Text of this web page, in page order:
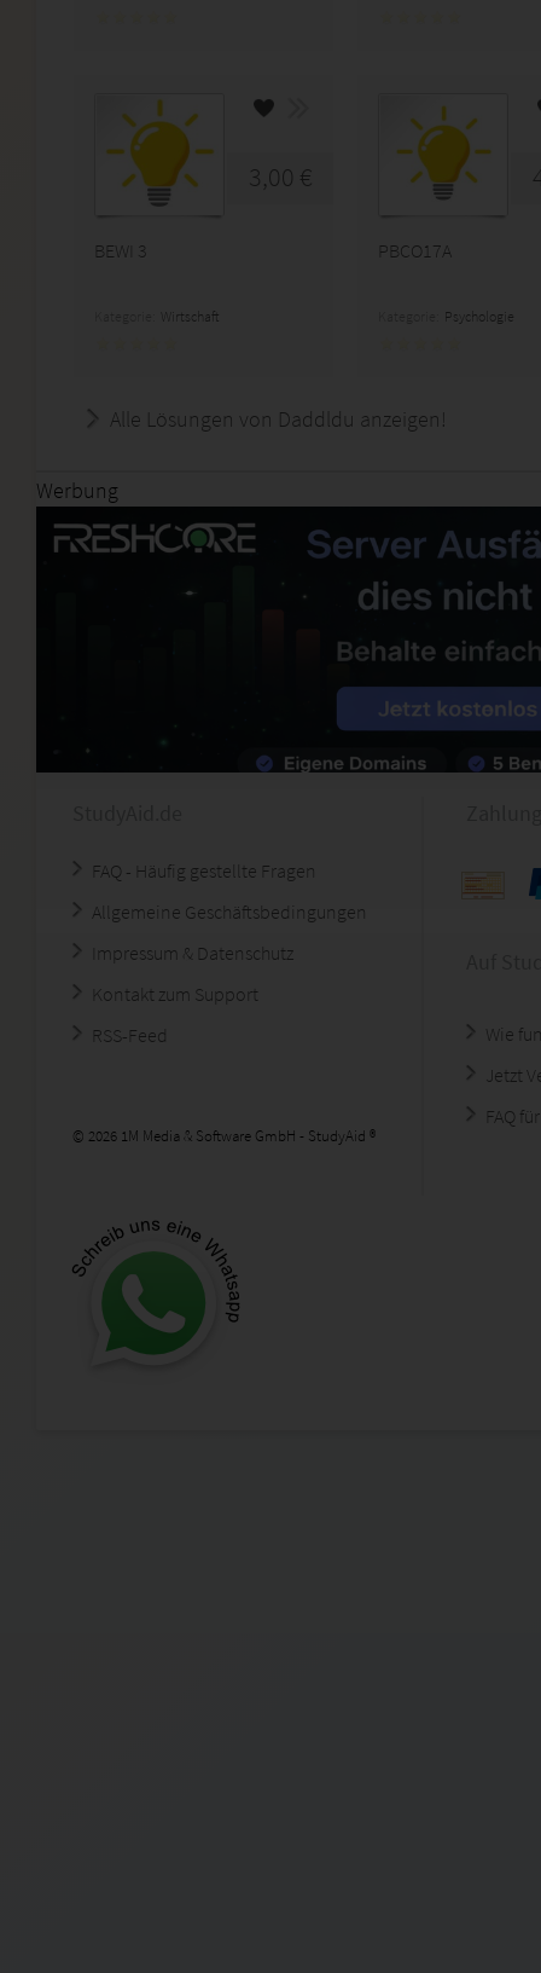
3,00 €
BEWI 3
Wirtschaft
PBCO17A
Psychologie
Alle Lösungen von Daddldu anzeigen!
Werbung
FAQ - Häufig gestellte Fragen
Allgemeine Geschäftsbedingungen
Impressum & Datenschutz
Kontakt zum Support
RSS-Feed
© 2026 1M Media & Software GmbH - StudyAid ®
Wie
Jetzt
FAQ